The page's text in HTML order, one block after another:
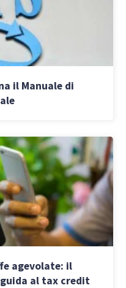
il Manuale di
agevolate: il
al tax credit